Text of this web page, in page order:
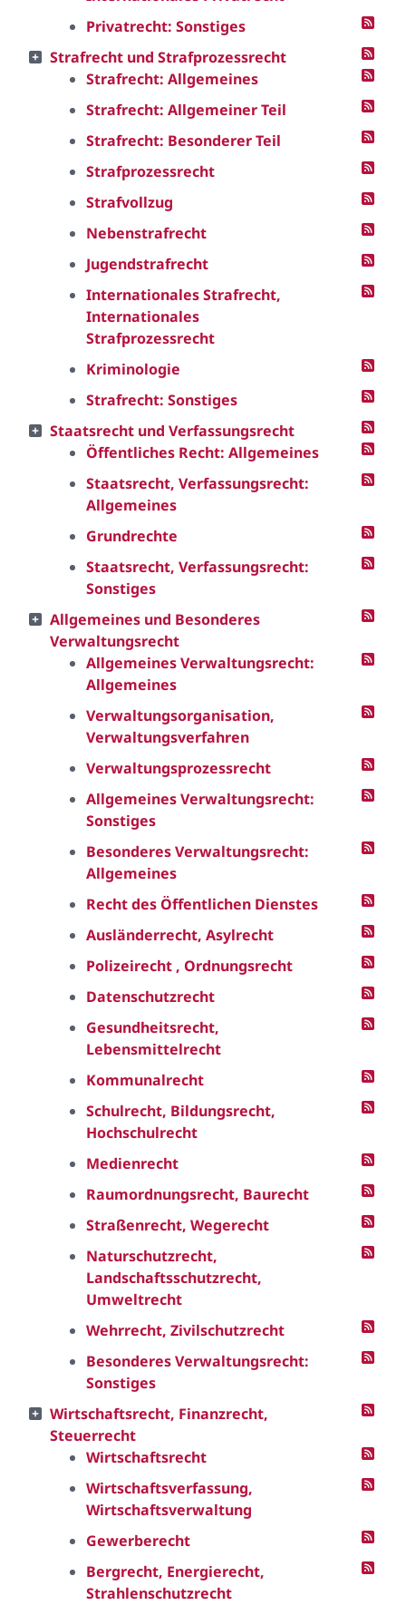
Privatrecht: Sonstiges
Strafrecht und Strafprozessrecht
Strafrecht: Allgemeines
Strafrecht: Allgemeiner Teil
Strafrecht: Besonderer Teil
Strafprozessrecht
Strafvollzug
Nebenstrafrecht
Jugendstrafrecht
Internationales Strafrecht,
Internationales
Strafprozessrecht
Kriminologie
Strafrecht: Sonstiges
Staatsrecht und Verfassungsrecht
Öffentliches Recht: Allgemeines
Staatsrecht, Verfassungsrecht:
Allgemeines
Grundrechte
Staatsrecht, Verfassungsrecht:
Sonstiges
Allgemeines und Besonderes
Verwaltungsrecht
Allgemeines Verwaltungsrecht:
Allgemeines
Verwaltungsorganisation,
Verwaltungsverfahren
Verwaltungsprozessrecht
Allgemeines Verwaltungsrecht:
Sonstiges
Besonderes Verwaltungsrecht:
Allgemeines
Recht des Öffentlichen Dienstes
Ausländerrecht, Asylrecht
Polizeirecht , Ordnungsrecht
Datenschutzrecht
Gesundheitsrecht,
Lebensmittelrecht
Kommunalrecht
Schulrecht, Bildungsrecht,
Hochschulrecht
Medienrecht
Raumordnungsrecht, Baurecht
Straßenrecht, Wegerecht
Naturschutzrecht,
Landschaftsschutzrecht,
Umweltrecht
Wehrrecht, Zivilschutzrecht
Besonderes Verwaltungsrecht:
Sonstiges
Wirtschaftsrecht, Finanzrecht,
Steuerrecht
Wirtschaftsrecht
Wirtschaftsverfassung,
Wirtschaftsverwaltung
Gewerberecht
Bergrecht, Energierecht,
Strahlenschutzrecht